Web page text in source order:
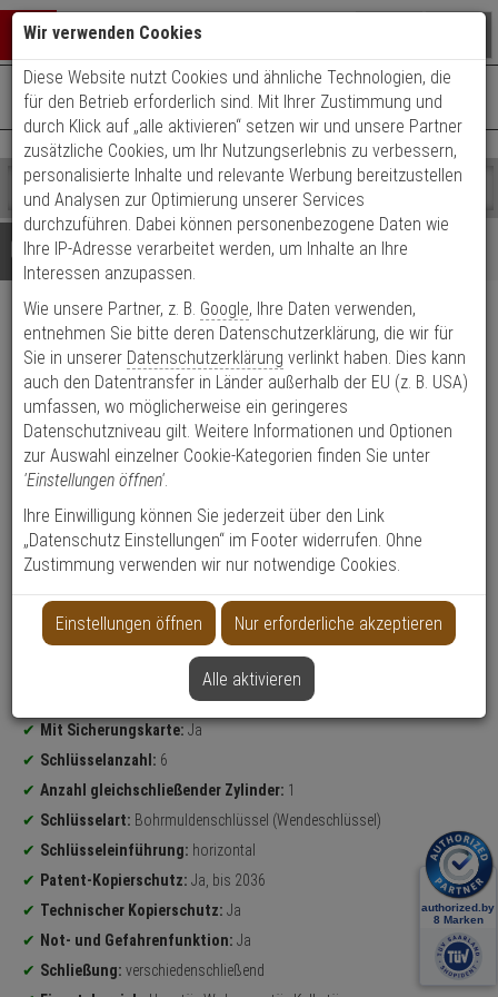
Warenkorb schließen
0 ARTIKEL IM WARENKORB
Ihr Warenkorb ist momentan leer.
Ergebnisse ()
Fertig
Shop
durchsuchen
Bitte
geben
Sie
Zeichen
ein,
um
Suche
starten.
Es
wurde
noch
Suche
gestartet
+49 (0)821 899 493-0Mo. - Do.: 8:00 - 16:30 | Fr.: 8:00 - 14:00 Uhr
Details Beratung
WILKA Carat S3
Doppelzylinder 30/40 6 Schlüssel
Produktmerkmale
Datenblatt drucken
Weitere Varianten...
Produktinformationen
Sicherheitslevel:
Carat S3 Profildoppelzylinder
30 mm/40 mm
Mit Sicherungskarte:Ja
Schlüsselanzahl: 6
Anzahl gleichschließender Zylinder: 1
Schlüsselart: Bohrmuldenschlüssel (Wendeschlüssel)
Schlüsseleinführung: horizontal
Patent-Kopierschutz: Ja, bis 2036
Technischer Kopierschutz: Ja
Not- und Gefahrenfunktion: Ja
Schließung: verschiedenschließend
Wir verwenden Cookies
Diese Website nutzt Cookies und ähnliche Technologien, die
für den Betrieb erforderlich sind. Mit Ihrer Zustimmung und
durch Klick auf „alle aktivieren“ setzen wir und unsere Partner
zusätzliche Cookies, um Ihr Nutzungserlebnis zu verbessern,
personalisierte Inhalte und relevante Werbung bereitzustellen
und Analysen zur Optimierung unserer Services
durchzuführen. Dabei können personenbezogene Daten wie
Ihre IP-Adresse verarbeitet werden, um Inhalte an Ihre
Interessen anzupassen.
Wie unsere Partner, z. B. Google, Ihre Daten verwenden,
entnehmen Sie bitte deren Datenschutzerklärung, die wir für
Sie in unserer Datenschutzerklärung verlinkt haben. Dies kann
auch den Datentransfer in Länder außerhalb der EU (z. B. USA)
umfassen, wo möglicherweise ein geringeres
Datenschutzniveau gilt. Weitere Informationen und Optionen
zur Auswahl einzelner Cookie-Kategorien finden Sie unter
'Einstellungen öffnen'.
Ihre Einwilligung können Sie jederzeit über den Link
„Datenschutz Einstellungen“ im Footer widerrufen. Ohne
Zustimmung verwenden wir nur notwendige Cookies.
Einstellungen öffnen Nur erforderliche akzeptieren
Alle aktivieren